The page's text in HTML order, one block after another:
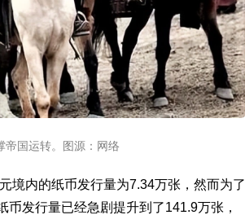
国运转。图源：网络
境内的纸币发行量为7.34万张，然而为了
发行量已经急剧提升到了141.9万张，